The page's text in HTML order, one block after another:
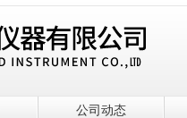
公司动态